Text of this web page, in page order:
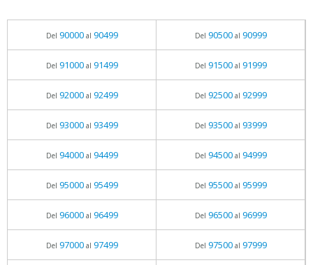
Del 90000al 90499 Del 90500al 90999
Del 91000al 91499 Del 91500al 91999
Del 92000al 92499 Del 92500al 92999
Del 93000al 93499 Del 93500al 93999
Del 94000al 94499 Del 94500al 94999
Del 95000al 95499 Del 95500al 95999
Del 96000al 96499 Del 96500al 96999
Del 97000al 97499 Del 97500al 97999